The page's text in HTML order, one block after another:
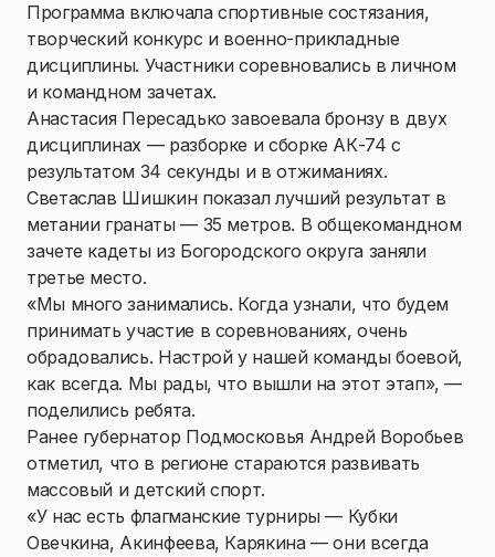
Программа включала спортивные состязания,
творческий конкурс и военно-прикладные
дисциплины. Участники соревновались в личном
и командном зачетах.
Анастасия Пересадько завоевала бронзу в двух
дисциплинах — разборке и сборке АК-74 с
результатом 34 секунды и в отжиманиях.
Светаслав Шишкин показал лучший результат в
метании гранаты — 35 метров. В общекомандном
зачете кадеты из Богородского округа заняли
третье место.
«Мы много занимались. Когда узнали, что будем
принимать участие в соревнованиях, очень
обрадовались. Настрой у нашей команды боевой,
как всегда. Мы рады, что вышли на этот этап», —
поделились ребята.
Ранее губернатор Подмосковья Андрей Воробьев
отметил, что в регионе стараются развивать
массовый и детский спорт.
«У нас есть флагманские турниры — Кубки
Овечкина, Акинфеева, Карякина — они всегда